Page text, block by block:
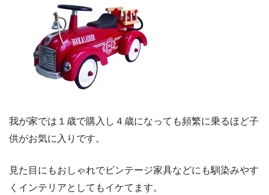
我が家では１歳で購入し４歳になっても頻繁に乗るほど子
供がお気に入りです。
見た目にもおしゃれでビンテージ家具などにも馴染みやす
くインテリアとしてもイケてます。